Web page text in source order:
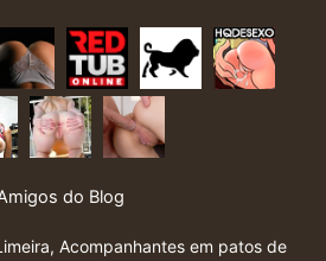
do Blog
, Acompanhantes em patos de